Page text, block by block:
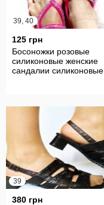
39, 40
125 грн
Босоножки розовые
силиконовые женские
сандалии силиконовые
39
380 грн